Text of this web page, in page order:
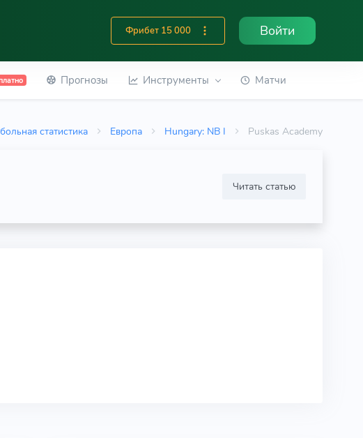
Фрибет 15 000 Войти
Прогнозы Инструменты Матчи
статистика Европа Hungary: NB I Puskas Academy
Читать статью